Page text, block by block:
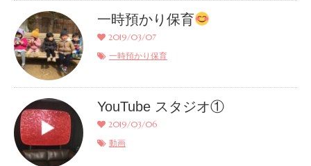
一時預かり保育
2019/03/07
一時預かり保育
YouTube スタジオ①
2019/03/06
動画